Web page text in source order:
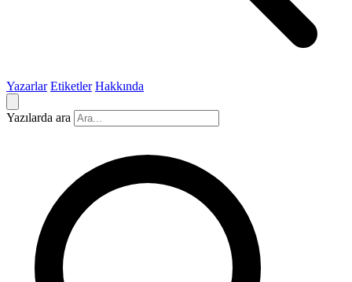
Yazarlar Etiketler Hakkında
Yazılarda ara